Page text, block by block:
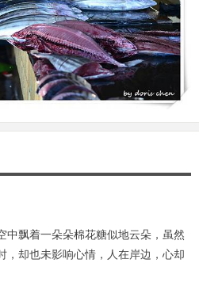
中飘着一朵朵棉花糖似地云朵，虽然
，却也未影响心情，人在岸边，心却